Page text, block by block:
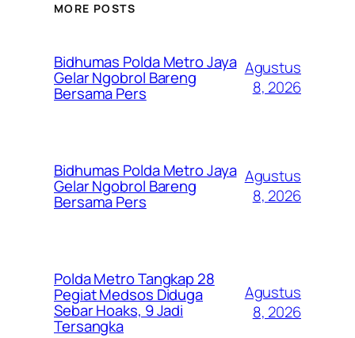
MORE POSTS
Bidhumas Polda Metro Jaya
Gelar Ngobrol Bareng
Bersama Pers
Agustus
8, 2026
Bidhumas Polda Metro Jaya
Gelar Ngobrol Bareng
Bersama Pers
Agustus
8, 2026
Polda Metro Tangkap 28
Pegiat Medsos Diduga
Sebar Hoaks, 9 Jadi
Tersangka
Agustus
8, 2026